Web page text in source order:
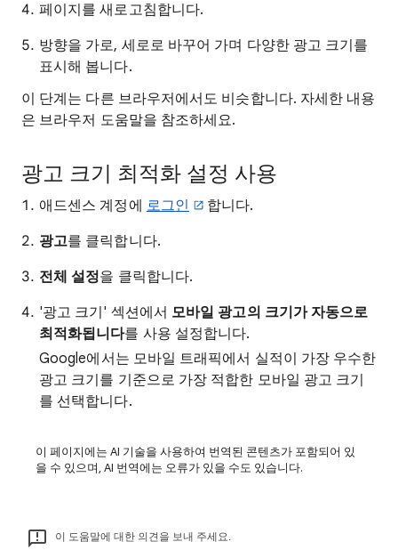
페이지를 새로고침합니다.
방향을 가로, 세로로 바꾸어 가며 다양한 광고 크기를
표시해 봅니다.
이 단계는 다른 브라우저에서도 비슷합니다. 자세한 내용
은 브라우저 도움말을 참조하세요.
광고 크기 최적화 설정 사용
애드센스 계정에 로그인
합니다.
광고를 클릭합니다.
전체 설정을 클릭합니다.
'광고 크기' 섹션에서 모바일 광고의 크기가 자동으로
최적화됩니다를 사용 설정합니다.
Google에서는 모바일 트래픽에서 실적이 가장 우수한
광고 크기를 기준으로 가장 적합한 모바일 광고 크기
를 선택합니다.
이 페이지에는 AI 기술을 사용하여 번역된 콘텐츠가 포함되어 있
을 수 있으며, AI 번역에는 오류가 있을 수도 있습니다.
이 도움말에 대한 의견을 보내 주세요.